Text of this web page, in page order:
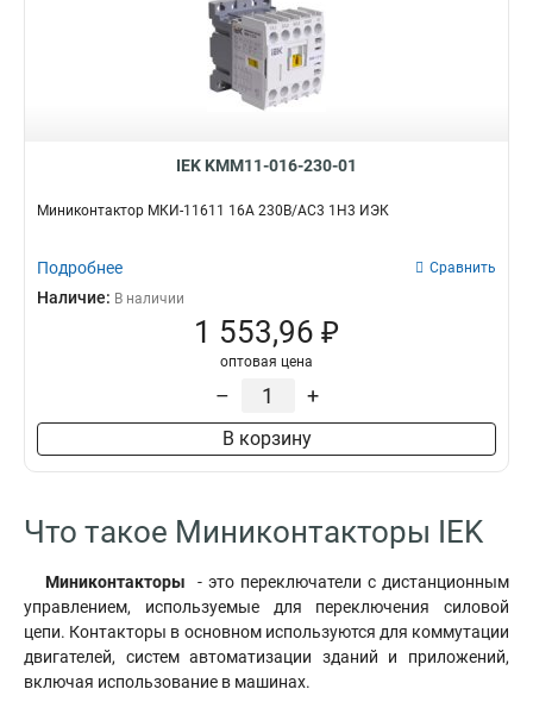
IEK KMM11-016-230-01
Миниконтактор МКИ-11611 16А 230В/АС3 1Н3 ИЭК
Подробнее Сравнить
Наличие: В наличии
1 553,96 ₽
оптовая цена
– +
В корзину
Что такое Миниконтакторы IEK
Миниконтакторы - это переключатели с дистанционным
управлением, используемые для переключения силовой
цепи. Контакторы в основном используются для коммутации
двигателей, систем автоматизации зданий и приложений,
включая использование в машинах.